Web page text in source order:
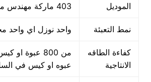
الموديل 403 ماركة مهندس منسي
نمط التعبئة واحد نوزل اي واحد
كفاءة الطاقه
الانتاجية
عبوه او كيس في